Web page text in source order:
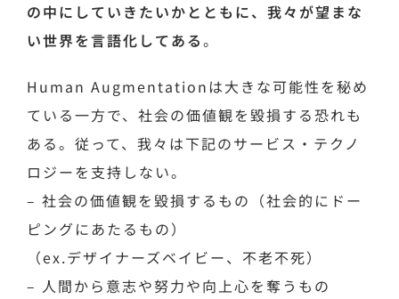
の中にしていきたいかとともに、我々が望まな
い世界を言語化してある。
Human Augmentationは大きな可能性を秘め
ている一方で、社会の価値観を毀損する恐れも
ある。従って、我々は下記のサービス・テクノ
ロジーを支持しない。
– 社会の価値観を毀損するもの（社会的にドー
ピングにあたるもの）
（ex.デザイナーズベイビー、不老不死）
– 人間から意志や努力や向上心を奪うもの